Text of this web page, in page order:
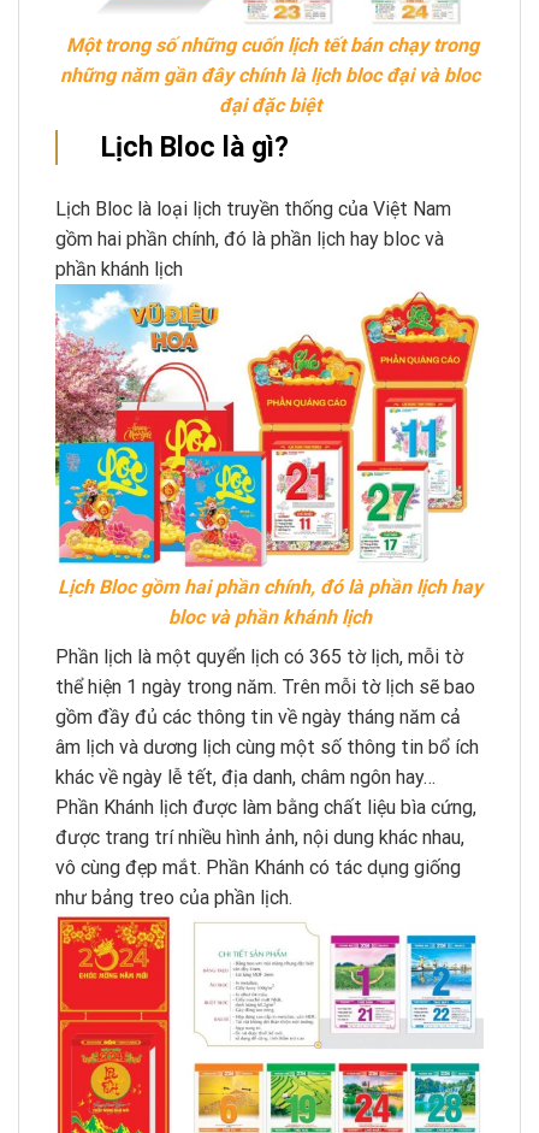
Một trong số những cuốn lịch tết bán chạy trong
những năm gần đây chính là lịch bloc đại và bloc
đại đặc biệt
Lịch Bloc là gì?
Lịch Bloc là loại lịch truyền thống của Việt Nam
gồm hai phần chính, đó là phần lịch hay bloc và
phần khánh lịch
Lịch Bloc gồm hai phần chính, đó là phần lịch hay
bloc và phần khánh lịch
Phần lịch là một quyển lịch có 365 tờ lịch, mỗi tờ
thể hiện 1 ngày trong năm. Trên mỗi tờ lịch sẽ bao
gồm đầy đủ các thông tin về ngày tháng năm cả
âm lịch và dương lịch cùng một số thông tin bổ ích
khác về ngày lễ tết, địa danh, châm ngôn hay…
Phần Khánh lịch được làm bằng chất liệu bìa cứng,
được trang trí nhiều hình ảnh, nội dung khác nhau,
vô cùng đẹp mắt. Phần Khánh có tác dụng giống
như bảng treo của phần lịch.